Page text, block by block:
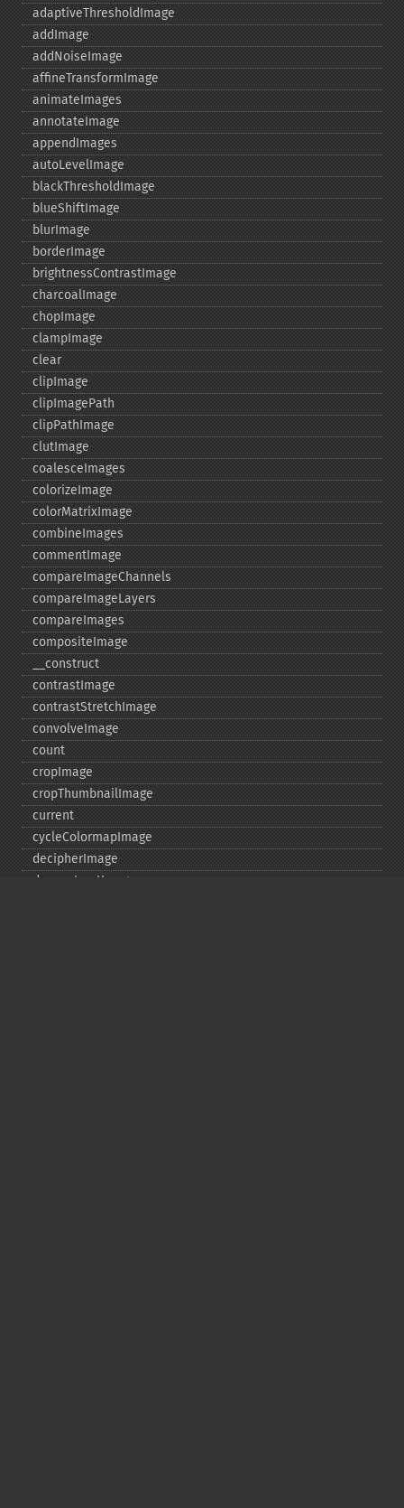
adaptiveThresholdImage
addImage
addNoiseImage
affineTransformImage
animateImages
annotateImage
appendImages
autoLevelImage
blackThresholdImage
blueShiftImage
blurImage
borderImage
brightnessContrastImage
charcoalImage
chopImage
clampImage
clear
clipImage
clipImagePath
clipPathImage
clutImage
coalesceImages
colorizeImage
colorMatrixImage
combineImages
commentImage
compareImageChannels
compareImageLayers
compareImages
compositeImage
_​_​construct
contrastImage
contrastStretchImage
convolveImage
count
cropImage
cropThumbnailImage
current
cycleColormapImage
decipherImage
deconstructImages